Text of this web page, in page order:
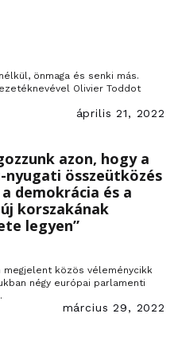
önmaga és senki más.
Olivier Toddot
április 21, 2022
azon, hogy a
nyugati összeütközés
demokrácia és a
korszakának
legyen”
megjelent közös véleménycikk
négy európai parlamenti
március 29, 2022